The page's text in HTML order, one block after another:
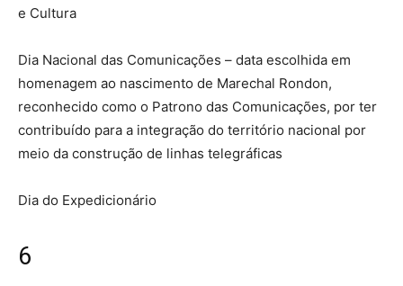
e Cultura
Dia Nacional das Comunicações – data escolhida em
homenagem ao nascimento de Marechal Rondon,
reconhecido como o Patrono das Comunicações, por ter
contribuído para a integração do território nacional por
meio da construção de linhas telegráficas
Dia do Expedicionário
6